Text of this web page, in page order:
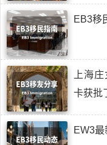
EB3移
上海
卡获批
EW3最